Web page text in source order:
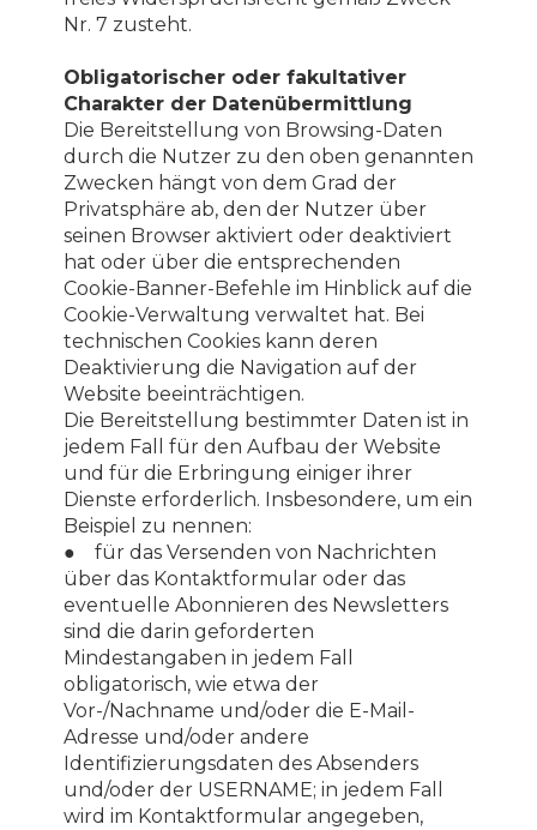
Nr. 7 zusteht.
Obligatorischer oder fakultativer
Charakter der Datenübermittlung
Die Bereitstellung von Browsing-Daten
durch die Nutzer zu den oben genannten
Zwecken hängt von dem Grad der
Privatsphäre ab, den der Nutzer über
seinen Browser aktiviert oder deaktiviert
hat oder über die entsprechenden
Cookie-Banner-Befehle im Hinblick auf die
Cookie-Verwaltung verwaltet hat. Bei
technischen Cookies kann deren
Deaktivierung die Navigation auf der
Website beeinträchtigen.
Die Bereitstellung bestimmter Daten ist in
jedem Fall für den Aufbau der Website
und für die Erbringung einiger ihrer
Dienste erforderlich. Insbesondere, um ein
Beispiel zu nennen:
● für das Versenden von Nachrichten
über das Kontaktformular oder das
eventuelle Abonnieren des Newsletters
sind die darin geforderten
Mindestangaben in jedem Fall
obligatorisch, wie etwa der
Vor-/Nachname und/oder die E-Mail-
Adresse und/oder andere
Identifizierungsdaten des Absenders
und/oder der USERNAME; in jedem Fall
wird im Kontaktformular angegeben,